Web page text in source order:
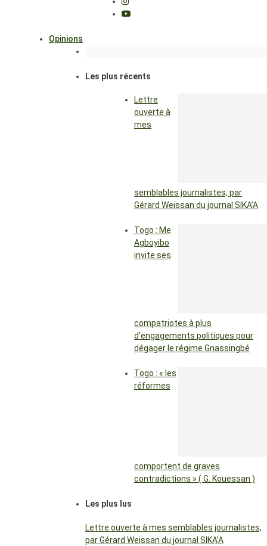
Opinions
Les plus récents
Lettre
ouverte à
mes
semblables journalistes, par
Gérard Weissan du journal SIKA’A
Togo : Me
Agboyibo
invite ses
compatriotes à plus
d’engagements politiques pour
dégager le régime Gnassingbé
Togo : « les
réformes
comportent de graves
contradictions » ( G. Kouessan )
Les plus lus
Lettre ouverte à mes semblables journalistes,
par Gérard Weissan du journal SIKA’A